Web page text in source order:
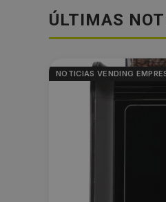
ÚLTIMAS
NOTICIAS VENDING